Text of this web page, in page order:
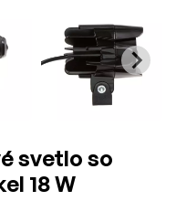
svetlo so
18 W